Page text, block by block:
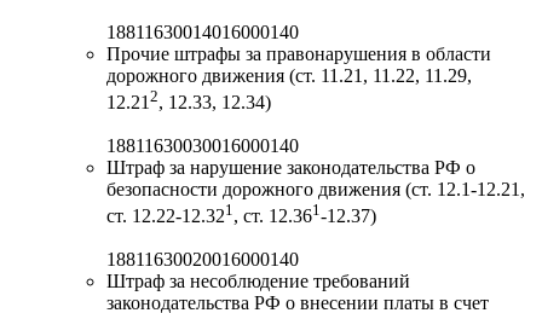
18811630014016000140
Прочие штрафы за правонарушения в области
дорожного движения (ст. 11.21, 11.22, 11.29,
12.21 2, 12.33, 12.34)
18811630030016000140
Штраф за нарушение законодательства РФ о
безопасности дорожного движения (ст. 12.1-12.21,
ст. 12.22-12.321, ст. 12.361-12.37)
18811630020016000140
Штраф за несоблюдение требований
законодательства РФ о внесении платы в счет